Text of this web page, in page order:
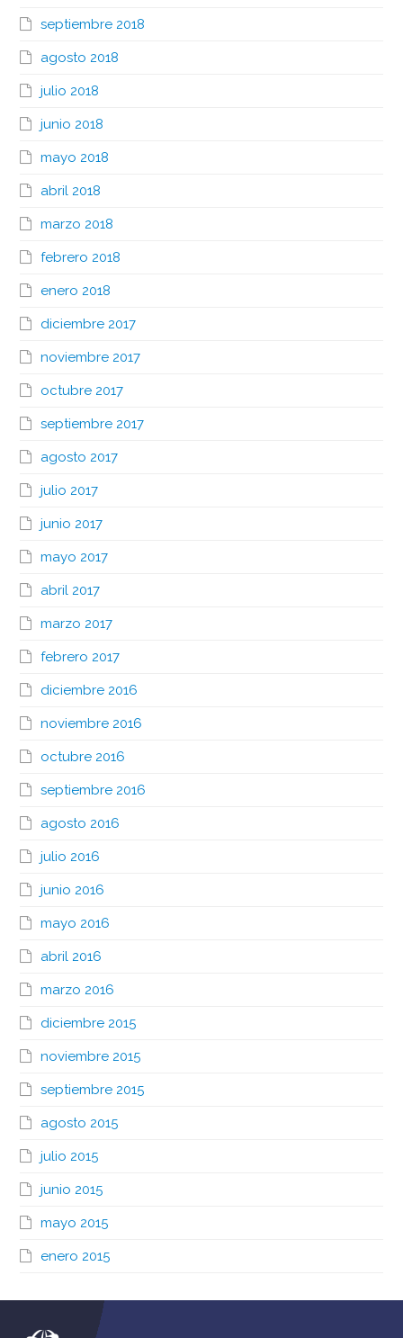
septiembre 2018
agosto 2018
julio 2018
junio 2018
mayo 2018
abril 2018
marzo 2018
febrero 2018
enero 2018
diciembre 2017
noviembre 2017
octubre 2017
septiembre 2017
agosto 2017
julio 2017
junio 2017
mayo 2017
abril 2017
marzo 2017
febrero 2017
diciembre 2016
noviembre 2016
octubre 2016
septiembre 2016
agosto 2016
julio 2016
junio 2016
mayo 2016
abril 2016
marzo 2016
diciembre 2015
noviembre 2015
septiembre 2015
agosto 2015
julio 2015
junio 2015
mayo 2015
enero 2015